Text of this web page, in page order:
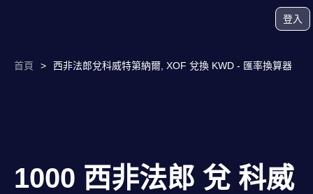
登入
首頁 > 西非法郎兌科威特第納爾, XOF 兌換 KWD - 匯率換算器
1000 西非法郎 兌 科威